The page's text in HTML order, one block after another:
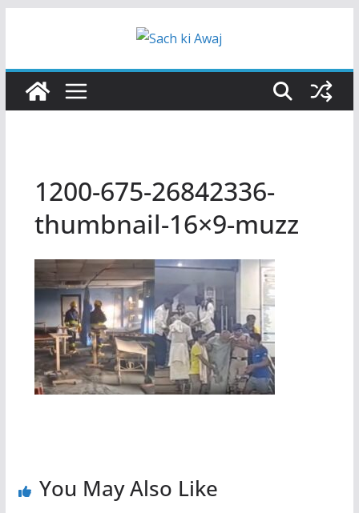
1200-675-26842336-
thumbnail-16×9-muzz
You May Also Like